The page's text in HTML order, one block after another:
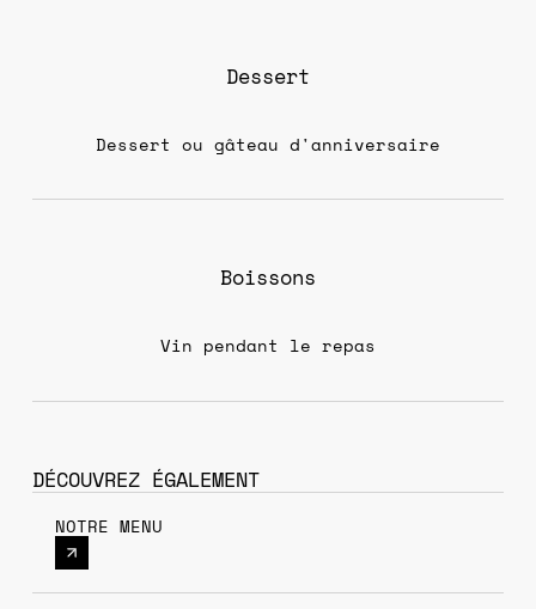
Dessert
Dessert ou gâteau d'anniversaire
Boissons
Vin pendant le repas
DÉCOUVREZ ÉGALEMENT
NOTRE MENU